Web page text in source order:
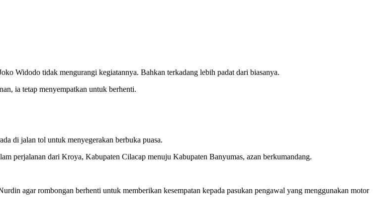
Widodo tidak mengurangi kegiatannya. Bahkan terkadang lebih padat dari biasanya.
ia tetap menyempatkan untuk berhenti.
di jalan tol untuk menyegerakan berbuka puasa.
perjalanan dari Kroya, Kabupaten Cilacap menuju Kabupaten Banyumas, azan berkumandang.
agar rombongan berhenti untuk memberikan kesempatan kepada pasukan pengawal yang menggunakan motor